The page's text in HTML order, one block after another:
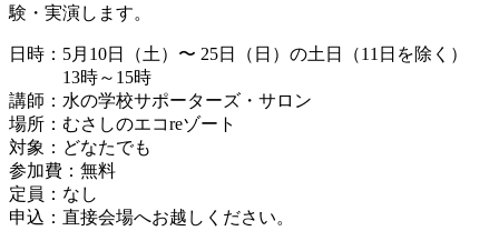
験・実演します。
日時：5月10日（土）〜 25日（日）の土日（11日を除く）
13時～15時
講師：水の学校サポーターズ・サロン
場所：むさしのエコreゾート
対象：どなたでも
参加費：無料
定員：なし
申込：直接会場へお越しください。